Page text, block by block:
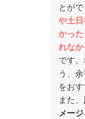
とが
や土
かっ
れな
です
う、
をおす
また、
メー